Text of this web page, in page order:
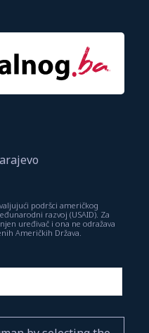
podršci američkog
razvoj (USAID). Za
uređivač i ona ne odražava
Američkih Država.